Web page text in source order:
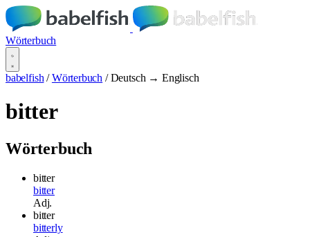
Wörterbuch
babelfish / Wörterbuch / Deutsch → Englisch
bitter
Wörterbuch
bitter
bitter
Adj.
bitter
bitterly